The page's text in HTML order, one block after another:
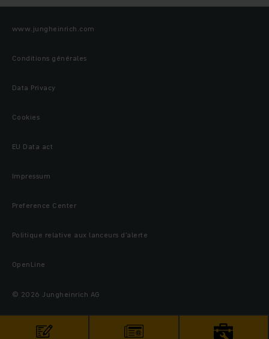
www.jungheinrich.com
Conditions générales
Data Privacy
Cookies
EU Data act
Impressum
Preference Center
Politique relative aux lanceurs d’alerte
OpenLine
© 2026 Jungheinrich AG